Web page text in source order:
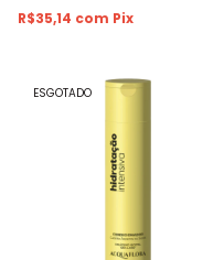
R$35,14 com Pix
ESGOTADO